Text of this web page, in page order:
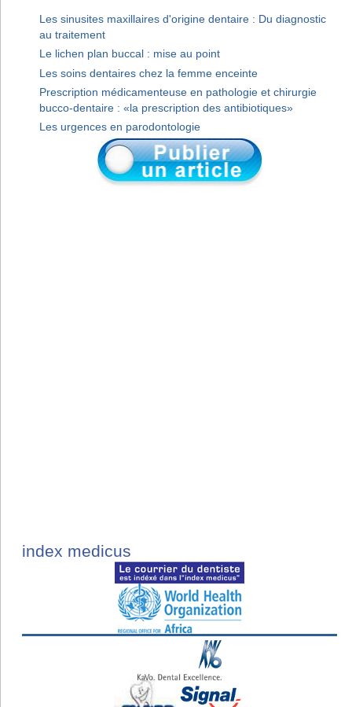
Les sinusites maxillaires d'origine dentaire : Du diagnostic
au traitement
Le lichen plan buccal : mise au point
Les soins dentaires chez la femme enceinte
Prescription médicamenteuse en pathologie et chirurgie
bucco-dentaire : «la prescription des antibiotiques»
Les urgences en parodontologie
index medicus